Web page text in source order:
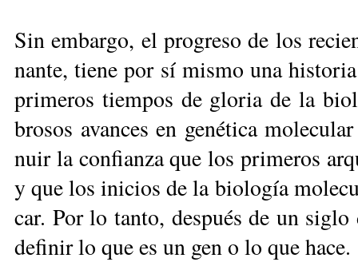
Sin em­bar­go, el pro­gre­so de los
nan­te, tie­ne por sí mis­mo una
pri­me­ros tiem­pos de glo­ria de la
bro­sos avan­ces en ge­né­ti­ca
nuir la con­fian­za que los pri­me­ros
y que los ini­cios de la bio­lo­gía
car. Por lo tan­to, des­pués de un
de­fi­nir lo que es un gen o lo que ha­ce.